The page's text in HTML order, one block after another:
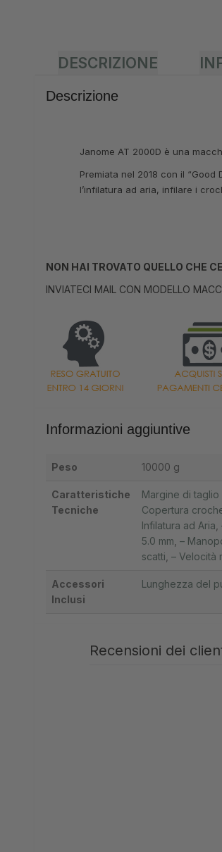
DESCRIZIONE
Descrizione
Janome AT 2000D è una
Premiata nel 2018 con il
l’infilatura ad aria, infilare i
NON HAI TROVATO QUELLO CHE
INVIATECI MAIL CON MODELLO
Informazioni aggiuntive
Peso 10000 g
Caratteristiche
Tecniche
Margine di
Copertura
Infilatura ad Aria
5.0 mm –
scatti – Velocità
Accessori
Inclusi
Lunghezza del
Recensioni dei